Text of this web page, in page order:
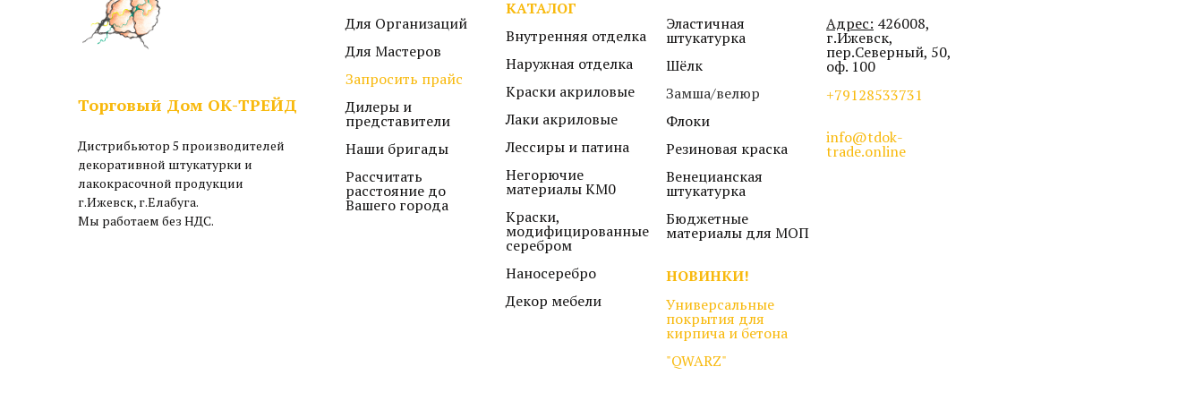
Торговый Дом ОК-ТРЕЙД
Дистрибьютор 5 производителей
декоративной штукатурки и
лакокрасочной продукции
г.Ижевск, г.Елабуга.
Мы работаем без НДС.
Для Организаций
Для Мастеров
Запросить прайс
Дилеры и
представители
Наши бригады
Рассчитать
расстояние до
Вашего города
КАТАЛОГ
Внутренняя отделка
Наружная отделка
Краски акриловые
Лаки акриловые
Лессиры и патина
Негорючие
материалы КМ0
Краски,
модифицированные
серебром
Наносеребро
Декор мебели
Эластичная
штукатурка
Шёлк
Замша/велюр
Флоки
Резиновая краска
Венецианская
штукатурка
Бюджетные
материалы для МОП
НОВИНКИ!
Универсальные
покрытия для
кирпича и бетона
"QWARZ"
Адрес: 426008,
г.Ижевск,
пер.Северный, 50,
оф. 100
+79128533731
info@tdok-
trade.online